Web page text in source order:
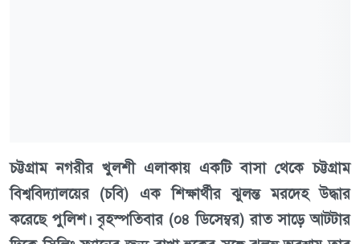
চট্টগ্রাম নগরীর খুলশী এলাকায় একটি বাসা থেকে চট্টগ্রাম
বিশ্ববিদ্যালয়ের (চবি) এক শিক্ষার্থীর ঝুলন্ত মরদেহ উদ্ধার
করেছে পুলিশ। বৃহস্পতিবার (০৪ ডিসেম্বর) রাত সাড়ে আটটার